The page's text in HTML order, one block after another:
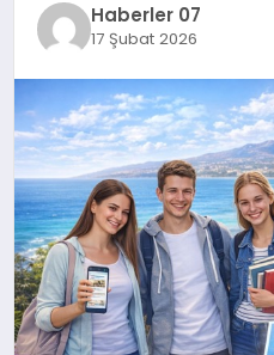
MAGAZIN
DIĞER
Haberler 07
17 Şubat 2026